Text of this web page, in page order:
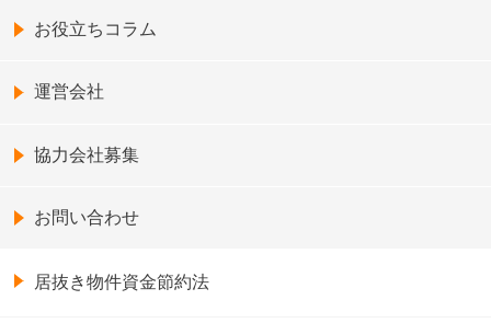
お役立ちコラム
運営会社
協力会社募集
お問い合わせ
居抜き物件資金節約法